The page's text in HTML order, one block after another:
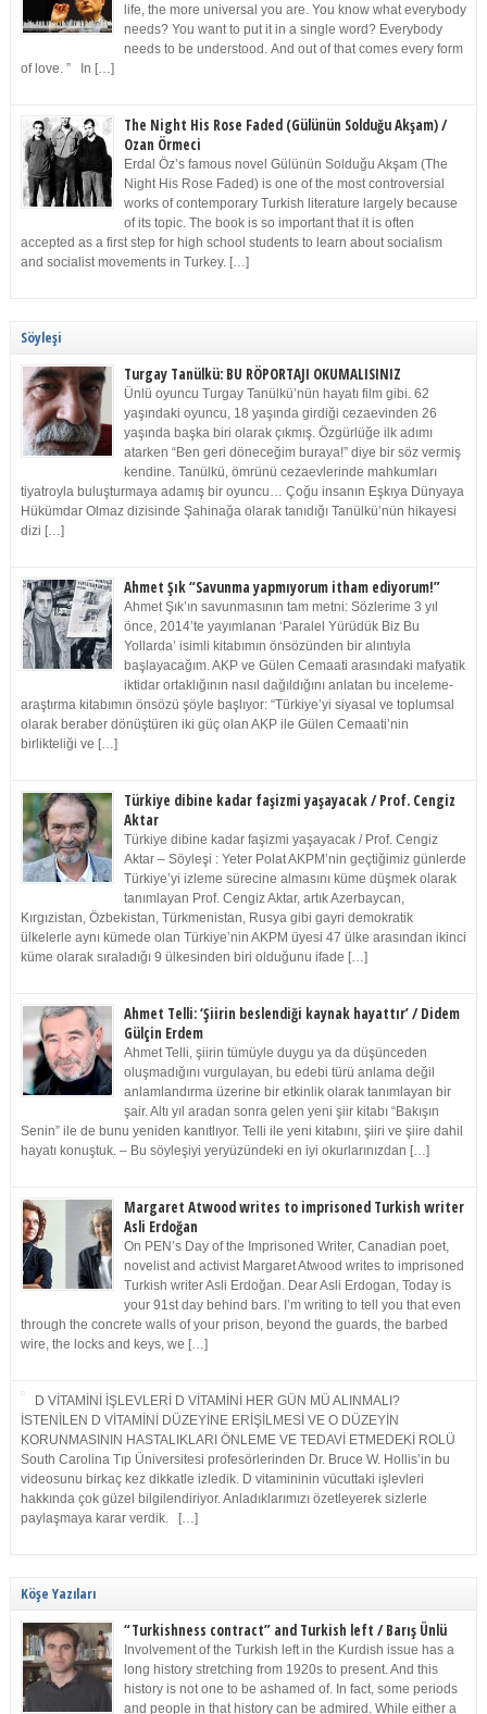
life, the more universal you are. You know what everybody
needs? You want to put it in a single word? Everybody
needs to be understood. And out of that comes every form
of love. ” In […]
The Night His Rose Faded (Gülünün Solduğu Akşam) /
Ozan Örmeci
Erdal Öz’s famous novel Gülünün Solduğu Akşam (The
Night His Rose Faded) is one of the most controversial
works of contemporary Turkish literature largely because
of its topic. The book is so important that it is often
accepted as a first step for high school students to learn about socialism
and socialist movements in Turkey. […]
Söyleşi
Turgay Tanülkü: BU RÖPORTAJI OKUMALISINIZ
Ünlü oyuncu Turgay Tanülkü’nün hayatı film gibi. 62
yaşındaki oyuncu, 18 yaşında girdiği cezaevinden 26
yaşında başka biri olarak çıkmış. Özgürlüğe ilk adımı
atarken “Ben geri döneceğim buraya!” diye bir söz vermiş
kendine. Tanülkü, ömrünü cezaevlerinde mahkumları
tiyatroyla buluşturmaya adamış bir oyuncu… Çoğu insanın Eşkıya Dünyaya
Hükümdar Olmaz dizisinde Şahinağa olarak tanıdığı Tanülkü’nün hikayesi
dizi […]
Ahmet Şık “Savunma yapmıyorum itham ediyorum!”
Ahmet Şık’ın savunmasının tam metni: Sözlerime 3 yıl
önce, 2014’te yayımlanan ‘Paralel Yürüdük Biz Bu
Yollarda’ isimli kitabımın önsözünden bir alıntıyla
başlayacağım. AKP ve Gülen Cemaati arasındaki mafyatik
iktidar ortaklığının nasıl dağıldığını anlatan bu inceleme-
araştırma kitabımın önsözü şöyle başlıyor: “Türkiye’yi siyasal ve toplumsal
olarak beraber dönüştüren iki güç olan AKP ile Gülen Cemaati’nin
birlikteliği ve […]
Türkiye dibine kadar faşizmi yaşayacak / Prof. Cengiz
Aktar
Türkiye dibine kadar faşizmi yaşayacak / Prof. Cengiz
Aktar – Söyleşi : Yeter Polat AKPM’nin geçtiğimiz günlerde
Türkiye’yi izleme sürecine almasını küme düşmek olarak
tanımlayan Prof. Cengiz Aktar, artık Azerbaycan,
Kırgızistan, Özbekistan, Türkmenistan, Rusya gibi gayri demokratik
ülkelerle aynı kümede olan Türkiye’nin AKPM üyesi 47 ülke arasından ikinci
küme olarak sıraladığı 9 ülkesinden biri olduğunu ifade […]
Ahmet Telli: ‘Şiirin beslendiği kaynak hayattır’ / Didem
Gülçin Erdem
Ahmet Telli, şiirin tümüyle duygu ya da düşünceden
oluşmadığını vurgulayan, bu edebi türü anlama değil
anlamlandırma üzerine bir etkinlik olarak tanımlayan bir
şair. Altı yıl aradan sonra gelen yeni şiir kitabı “Bakışın
Senin” ile de bunu yeniden kanıtlıyor. Telli ile yeni kitabını, şiiri ve şiire dahil
hayatı konuştuk. – Bu söyleşiyi yeryüzündeki en iyi okurlarınızdan […]
Margaret Atwood writes to imprisoned Turkish writer
Asli Erdoğan
On PEN’s Day of the Imprisoned Writer, Canadian poet,
novelist and activist Margaret Atwood writes to imprisoned
Turkish writer Asli Erdoğan. Dear Asli Erdogan, Today is
your 91st day behind bars. I’m writing to tell you that even
through the concrete walls of your prison, beyond the guards, the barbed
wire, the locks and keys, we […]
D VİTAMİNİ İŞLEVLERİ D VİTAMİNİ HER GÜN MÜ ALINMALI?
İSTENİLEN D VİTAMİNİ DÜZEYİNE ERİŞİLMESİ VE O DÜZEYİN
KORUNMASININ HASTALIKLARI ÖNLEME VE TEDAVİ ETMEDEKİ ROLÜ
South Carolina Tıp Üniversitesi profesörlerinden Dr. Bruce W. Hollis’in bu
videosunu birkaç kez dikkatle izledik. D vitamininin vücuttaki işlevleri
hakkında çok güzel bilgilendiriyor. Anladıklarımızı özetleyerek sizlerle
paylaşmaya karar verdik. […]
Köşe Yazıları
“Turkishness contract” and Turkish left / Barış Ünlü
Involvement of the Turkish left in the Kurdish issue has a
long history stretching from 1920s to present. And this
history is not one to be ashamed of. In fact, some periods
and people in that history can be admired. While either a